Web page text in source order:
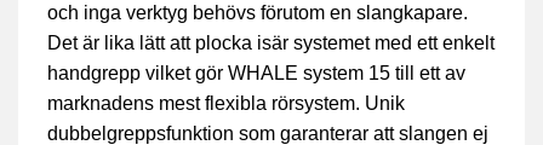
och inga verktyg behövs förutom en slangkapare.
Det är lika lätt att plocka isär systemet med ett enkelt
handgrepp vilket gör WHALE system 15 till ett av
marknadens mest flexibla rörsystem. Unik
dubbelgreppsfunktion som garanterar att slangen ej